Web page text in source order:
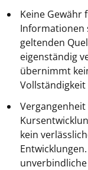
Keine Gewähr
Informationen
geltenden
eigenständig
übernimmt
kein